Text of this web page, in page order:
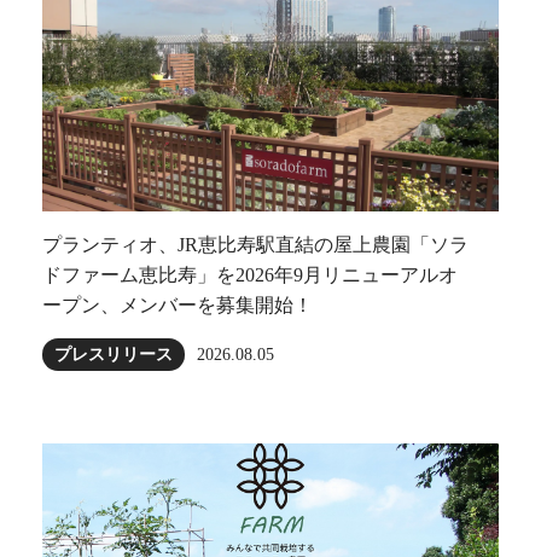
プランティオ、JR恵比寿駅直結の屋上農園「ソラ
ドファーム恵比寿」を2026年9月リニューアルオ
ープン、メンバーを募集開始！
プレスリリース 2026.08.05